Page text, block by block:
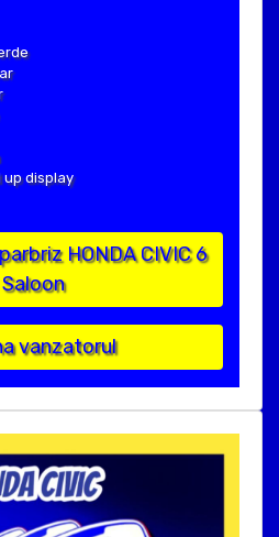
up display
HONDA CIVIC 6
Saloon
vanzatorul